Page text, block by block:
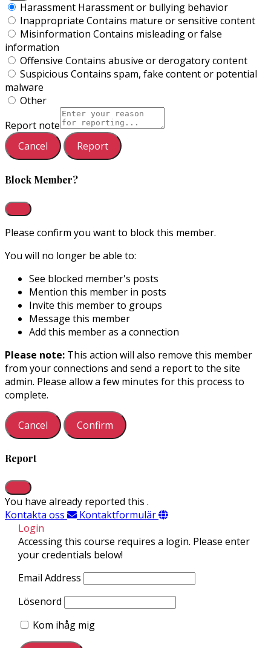
Harassment Harassment or bullying behavior
Inappropriate Contains mature or sensitive content
Misinformation Contains misleading or false
information
Offensive Contains abusive or derogatory content
Suspicious Contains spam, fake content or potential
malware
Other
Report note
Report
Block Member?
Please confirm you want to block this member.
You will no longer be able to:
See blocked member's posts
Mention this member in posts
Invite this member to groups
Message this member
Add this member as a connection
Please note: This action will also remove this member
from your connections and send a report to the site
admin. Please allow a few minutes for this process to
complete.
Confirm
Report
You have already reported this .
Kontakta oss
Kontaktformulär
Login
Accessing this course requires a login. Please enter
your credentials below!
Email Address
Lösenord
Kom ihåg mig